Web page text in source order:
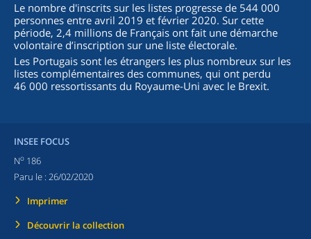
Le nombre d'inscrits sur les listes progresse de 544 000
personnes entre avril 2019 et février 2020. Sur cette
période, 2,4 millions de Français ont fait une démarche
volontaire d’inscription sur une liste électorale.
Les Portugais sont les étrangers les plus nombreux sur les
listes complémentaires des communes, qui ont perdu
46 000 ressortissants du Royaume-Uni avec le Brexit.
INSEE FOCUS
No 186
Paru le : 26/02/2020
Imprimer
Découvrir la collection